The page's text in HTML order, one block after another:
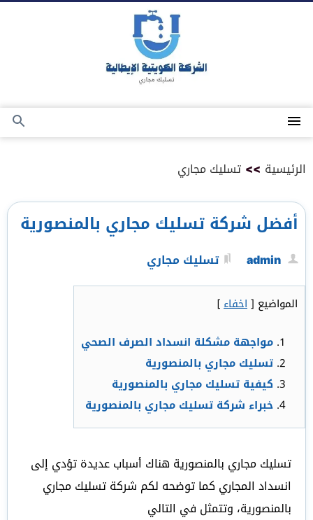
القائمة
بحث
الرئيسية >> تسليك مجاري
أفضل شركة تسليك مجاري بالمنصورية
admin تسليك مجاري
المواضيع [اخفاء]
مواجهة مشكلة انسداد الصرف الصحي
تسليك مجاري بالمنصورية
كيفية تسليك مجاري بالمنصورية
خبراء شركة تسليك مجاري بالمنصورية
تسليك مجاري بالمنصورية هناك أسباب عديدة تؤدي إلى
انسداد المجاري كما توضحه لكم شركة تسليك مجاري
بالمنصورية، وتتمثل في التالي